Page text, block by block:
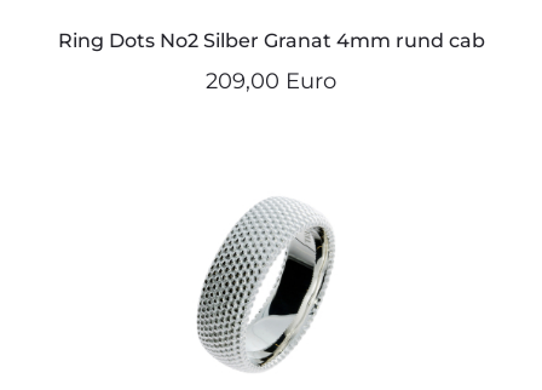
Ring Dots No2 Silber Granat 4mm rund cab
209,00 Euro